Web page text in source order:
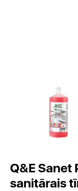
Q&E Sanet
sanitārais